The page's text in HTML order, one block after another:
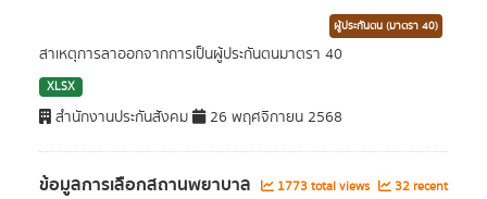
ผู้ประกันตน (มาตรา 40)
สาเหตุการลาออกจากการเป็นผู้ประกันตนมาตรา 40
XLSX
สำนักงานประกันสังคม 26 พฤศจิกายน 2568
ข้อมูลการเลือกสถานพยาบาล 1773 total views
32 recent